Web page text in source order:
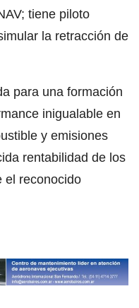
tiene piloto
la retracción de
para una formación
inigualable en
y emisiones
rentabilidad de los
el reconocido